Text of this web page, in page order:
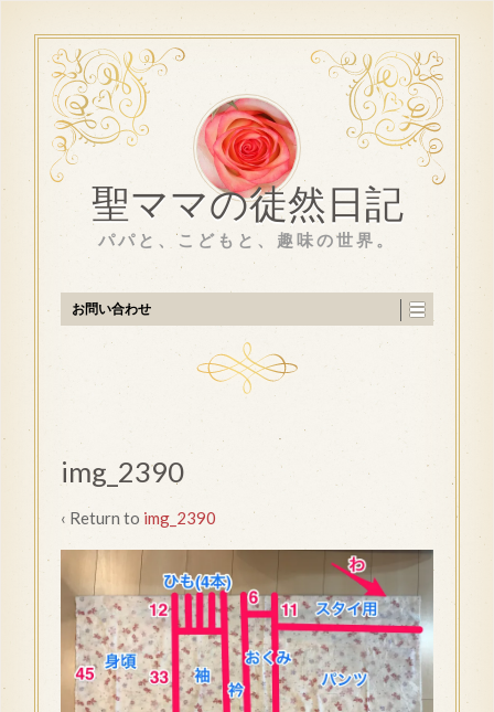
聖ママの徒然日記
パパと、こどもと、趣味の世界。
お問い合わせ
img_2390
‹ Return to img_2390